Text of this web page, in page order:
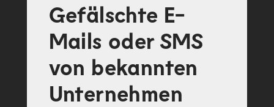
Gefälschte E-
Mails oder SMS
von bekannten
Unternehmen